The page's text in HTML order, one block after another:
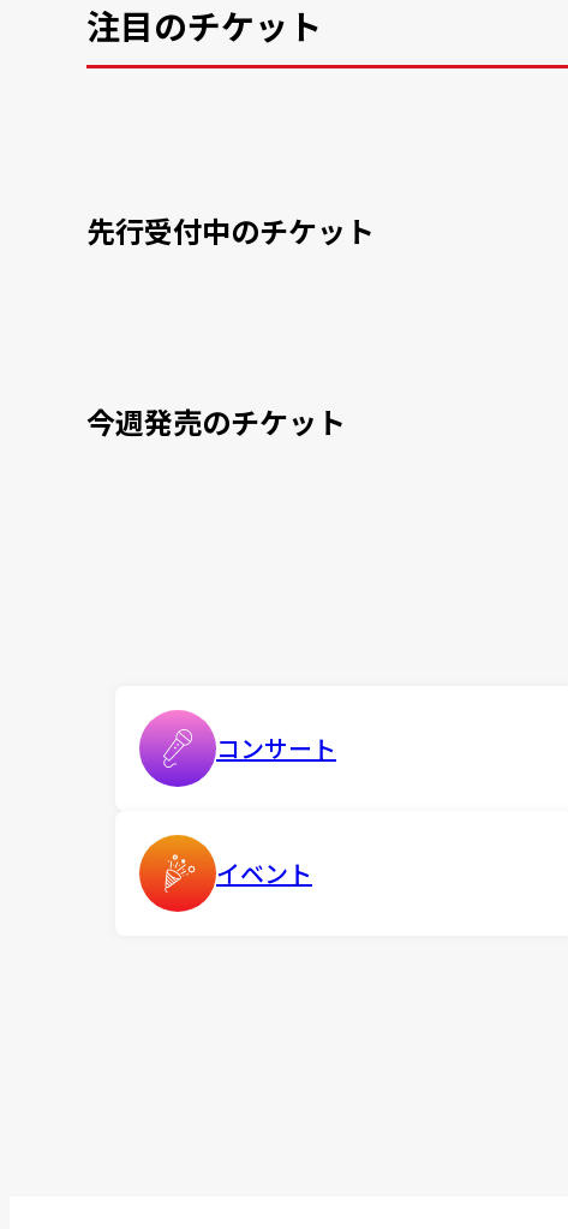
注目のチケット
先行受付中のチケット
今週発売のチケット
コンサート
イベント